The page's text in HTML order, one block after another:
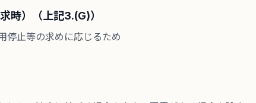
時）（上記3.(G)）
停止等の求めに応じるため